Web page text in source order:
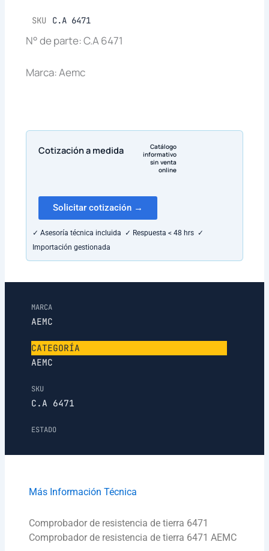
SKU C.A 6471
N° de parte: C.A 6471
Marca: Aemc
Cotización a medida
Catálogo
informativo
sin venta
online
Solicitar cotización →
✓ Asesoría técnica incluida ✓ Respuesta < 48 hrs ✓
Importación gestionada
MARCA
AEMC
CATEGORÍA
AEMC
SKU
C.A 6471
ESTADO
Más Información Técnica
Comprobador de resistencia de tierra 6471
Comprobador de resistencia de tierra 6471 AEMC